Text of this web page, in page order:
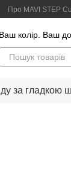
Про MAVI STEP
Ваш колір. Ваш
за гладкою